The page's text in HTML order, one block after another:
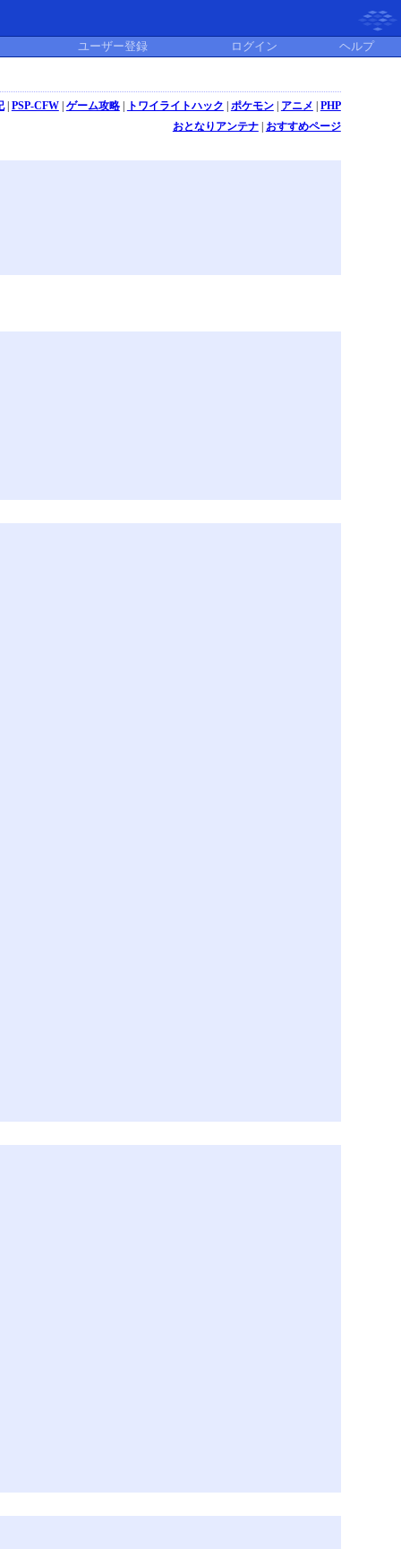
ユーザー登録 ログイン ヘルプ
| PSP-CFW| ゲーム攻略| トワイライトハック ポケモン| アニメ
PHP
おとなりアンテナ| おすすめページ